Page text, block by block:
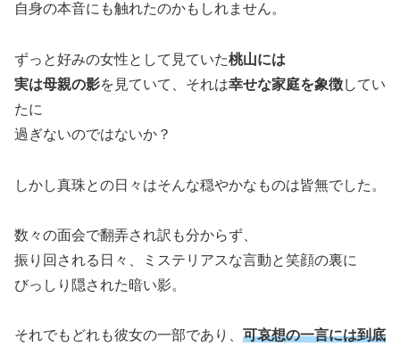
自身の本音にも触れたのかもしれません。
ずっと好みの女性として見ていた桃山には
実は母親の影を見ていて、それは幸せな家庭を象徴してい
たに
過ぎないのではないか？
しかし真珠との日々はそんな穏やかなものは皆無でした。
数々の面会で翻弄され訳も分からず、
振り回される日々、ミステリアスな言動と笑顔の裏に
びっしり隠された暗い影。
それでもどれも彼女の一部であり、 可哀想の一言には到底